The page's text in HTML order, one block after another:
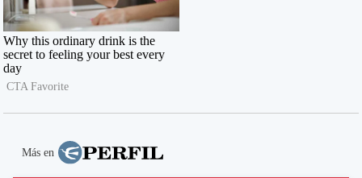
Más en